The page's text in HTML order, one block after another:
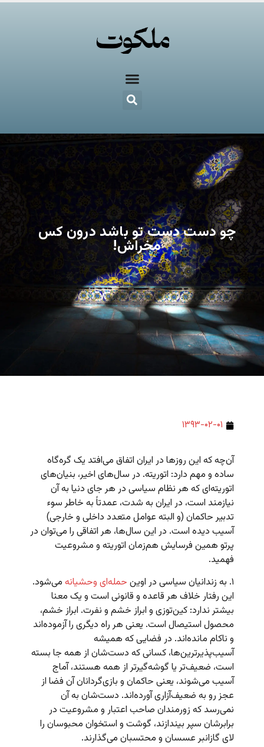
چو دست دست تو باشد درون کس
مخراش!
۱۳۹۳-۰۲-۰۱
آن‌چه که این روزها در ایران اتفاق می‌افتد یک گره‌گاه
ساده و مهم دارد: اتوریته. در سال‌های اخیر، بنیان‌های
اتوریته‌ای که هر نظام سیاسی در هر جای دنیا به آن
نیازمند است، در ایران به شدت، عمدتاً به خاطر سوء
تدبیر حاکمان (و البته عوامل متعدد داخلی و خارجی)
آسیب دیده است. در این سال‌ها، هر اتفاقی را می‌توان در
پرتو همین فرسایش هم‌زمان اتوریته و مشروعیت
فهمید.
۱. به زندانیان سیاسی در اوین
حمله‌ای وحشیانه می‌شود.
این رفتار خلاف هر قاعده و قانونی است و یک معنا
بیشتر ندارد: کین‌توزی و ابراز خشم و نفرت. ابراز خشم،
محصول استیصال است. یعنی هر راه دیگری را آزموده‌اند
و ناکام مانده‌اند. در فضایی که همیشه
آسیب‌پذیرترین‌ها، کسانی که دست‌شان از همه جا بسته
است، ضعیف‌تر یا گوشه‌گیرتر از همه هستند، آماج
آسیب می‌شوند، یعنی حاکمان و بازی‌گردانان آن فضا از
عجز رو به ضعیف‌آزاری آورده‌اند. دست‌شان به آن
نمی‌رسد که زورمندان صاحب اعتبار و مشروعیت‌ در
برابرشان سپر بیندازند، گوشت و استخوان محبوسان را
لای گازانبر عسسان و محتسبان می‌گذارند.